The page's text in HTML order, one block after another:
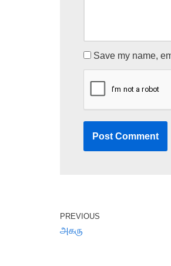
Save my name,
PREVIOUS
அகரு